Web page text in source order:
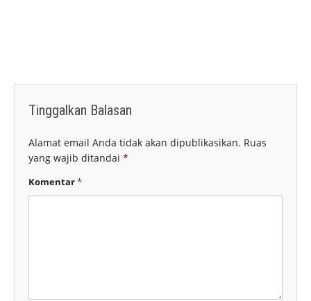
Tinggalkan Balasan
Alamat email Anda tidak akan dipublikasikan. Ruas
yang wajib ditandai *
Komentar*